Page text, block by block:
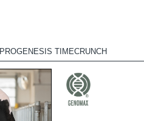
PROGENESIS TIMECRUNCH